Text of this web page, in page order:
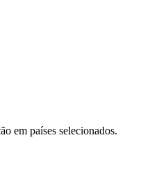
em países selecionados.